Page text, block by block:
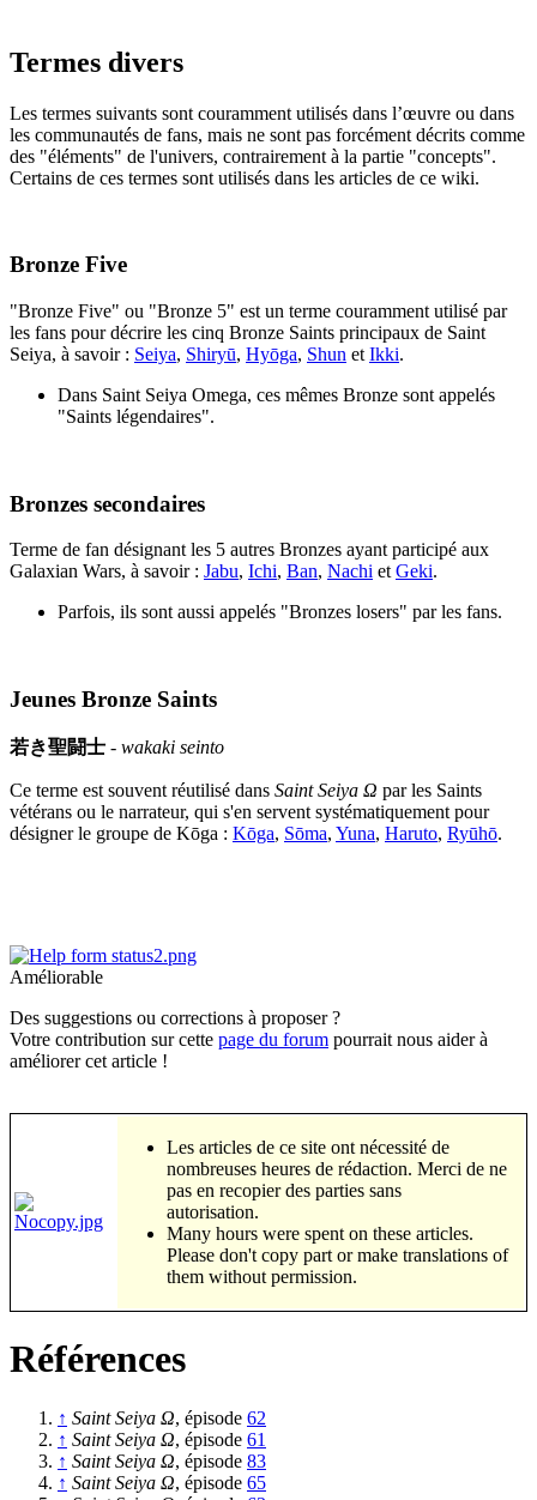
Termes divers
Les termes suivants sont couramment utilisés dans l’œuvre ou dans
les communautés de fans, mais ne sont pas forcément décrits comme
des "éléments" de l'univers, contrairement à la partie "concepts".
Certains de ces termes sont utilisés dans les articles de ce wiki.
Bronze Five
"Bronze Five" ou "Bronze 5" est un terme couramment utilisé par
les fans pour décrire les cinq Bronze Saints principaux de Saint
Seiya, à savoir : Seiya, Shiryū, Hyōga, Shun et Ikki.
Dans Saint Seiya Omega, ces mêmes Bronze sont appelés
"Saints légendaires".
Bronzes secondaires
Terme de fan désignant les 5 autres Bronzes ayant participé aux
Galaxian Wars, à savoir : Jabu, Ichi, Ban, Nachi etGeki.
Parfois, ils sont aussi appelés "Bronzes losers" par les fans.
Jeunes Bronze Saints
若き聖闘士 - wakaki seinto
Ce terme est souvent réutilisé dans Saint Seiya Ω par les Saints
vétérans ou le narrateur, qui s'en servent systématiquement pour
désigner le groupe de Kōga : Kōga, Sōma, Yuna, Haruto, Ryūhō.
Améliorable
Des suggestions ou corrections à proposer ?
Votre contribution sur cette page du forum pourrait nous aider à
améliorer cet article !
Les articles de ce site ont nécessité de
nombreuses heures de rédaction. Merci de ne
pas en recopier des parties sans
autorisation.
Many hours were spent on these articles.
Please don't copy part or make translations of
them without permission.
Références
↑ Saint Seiya Ω, épisode 62
↑ Saint Seiya Ω, épisode 61
↑ Saint Seiya Ω, épisode 83
↑ Saint Seiya Ω, épisode 65